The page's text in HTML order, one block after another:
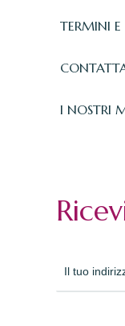
TERMINI
I NOSTRI